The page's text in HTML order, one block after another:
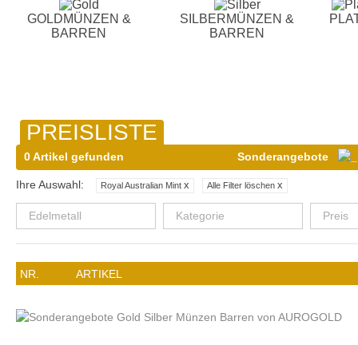
GOLDMÜNZEN &
BARREN
SILBERMÜNZEN &
BARREN
PREISLISTE
0 Artikel gefunden Sonderangebote
Ihre Auswahl: Royal Australian Mint x Alle Filter löschen x
Edelmetall Kategorie Preis
NR. ARTIKEL